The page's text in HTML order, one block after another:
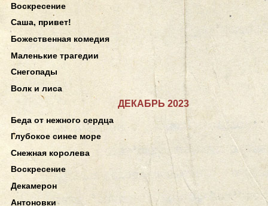
Воскресение
Саша, привет!
Божественная комедия
Маленькие трагедии
Снегопады
Волк и лиса
ДЕКАБРЬ 2023
Беда от нежного сердца
Глубокое синее море
Снежная королева
Воскресение
Декамерон
Антоновки